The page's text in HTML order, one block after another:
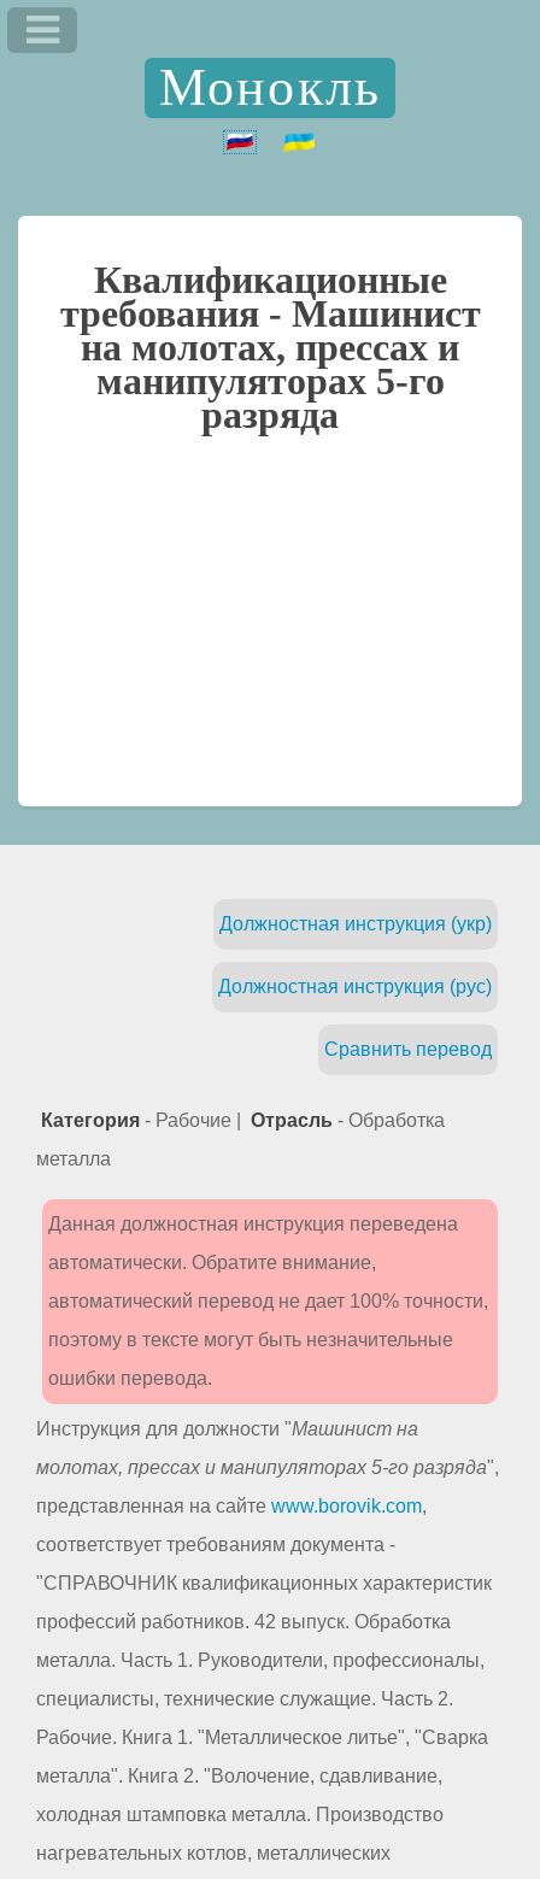
Монокль
Квалификационные
требования - Машинист
на молотах, прессах и
манипуляторах 5-го
разряда
Должностная инструкция (укр)
Должностная инструкция (рус)
Сравнить перевод
Категория - Рабочие | Отрасль - Обработка
металла
Данная должностная инструкция переведена
автоматически. Обратите внимание,
автоматический перевод не дает 100% точности,
поэтому в тексте могут быть незначительные
ошибки перевода.
Инструкция для должности "Машинист на
молотах, прессах и манипуляторах 5-го разряда",
представленная на сайте www.borovik.com,
соответствует требованиям документа -
"СПРАВОЧНИК квалификационных характеристик
профессий работников. 42 выпуск. Обработка
металла. Часть 1. Руководители, профессионалы,
специалисты, технические служащие. Часть 2.
Рабочие. Книга 1. "Металлическое литье", "Сварка
металла". Книга 2. "Волочение, сдавливание,
холодная штамповка металла. Производство
нагревательных котлов, металлических